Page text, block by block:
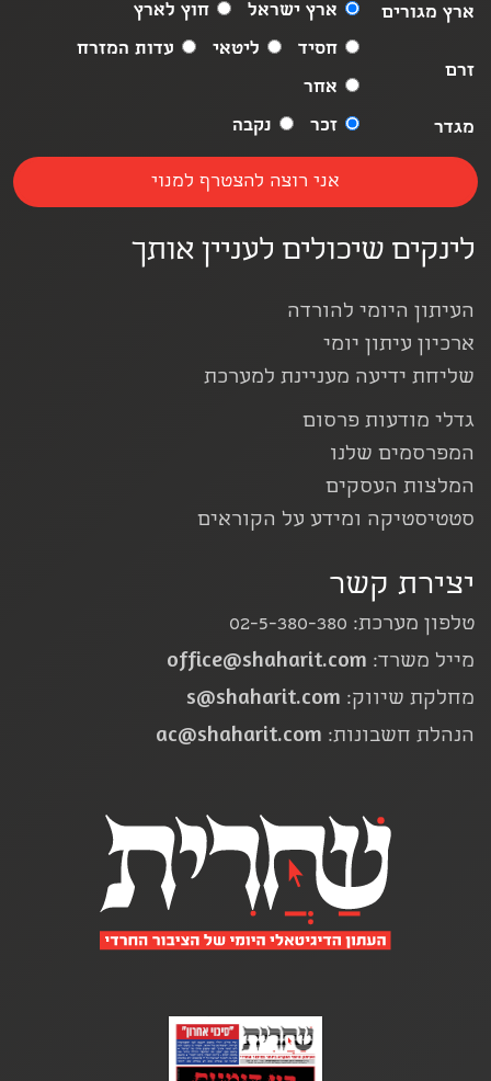
ארץ מגורים ארץ ישראל חוץ לארץ
זרם
חסיד ליטאי
עדות המזרח
אחר
מגדר
זכר נקבה
לינקים שיכולים לעניין אותך
העיתון היומי להורדה
ארכיון עיתון יומי
שליחת ידיעה מעניינת למערכת
גדלי מודעות פרסום
המפרסמים שלנו
המלצות העסקים
סטטיסטיקה ומידע על הקוראים
יצירת קשר
טלפון מערכת: 02-5-380-380
מייל משרד: office@shaharit.com
מחלקת שיווק: s@shaharit.com
הנהלת חשבונות: ac@shaharit.com